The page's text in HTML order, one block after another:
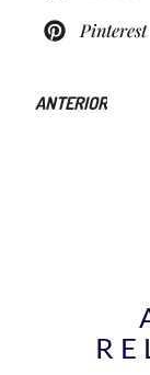
Pinterest
ANTERIOR